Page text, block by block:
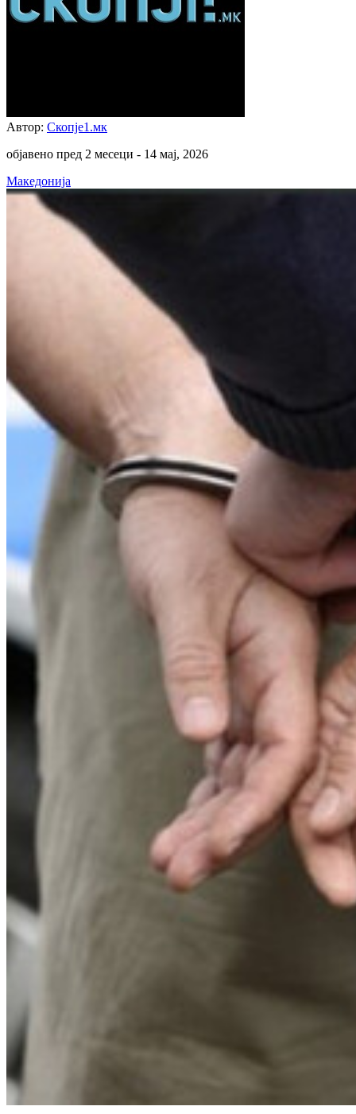
Автор: Скопје1.мк
објавено пред 2 месеци - 14 мај, 2026
Македонија